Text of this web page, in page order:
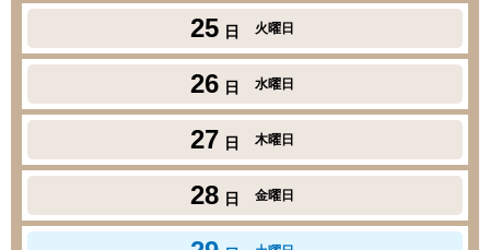
25 日 火曜日
26 日 水曜日
27 日 木曜日
28 日 金曜日